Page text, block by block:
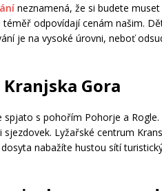
neznamená, že si budete
téměř odpovídají cenám našim.
je na vysoké úrovni, neboť
Gora
spjato s pohořím Pohorje a
Lyžařské centrum
nabažíte hustou sítí